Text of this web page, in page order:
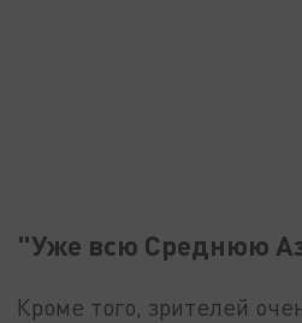
"Уже всю Среднюю
Кроме того, зрителей